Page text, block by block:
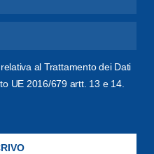
al Trattamento dei Dati
UE 2016/679 artt. 13 e 14.